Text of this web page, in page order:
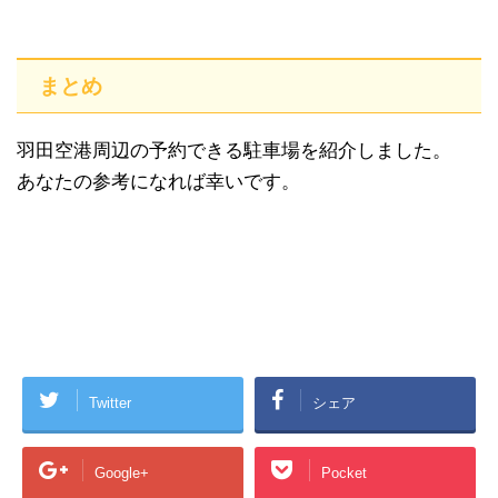
まとめ
羽田空港周辺の予約できる駐車場を紹介しました。
あなたの参考になれば幸いです。
Twitter シェア
Google+ Pocket